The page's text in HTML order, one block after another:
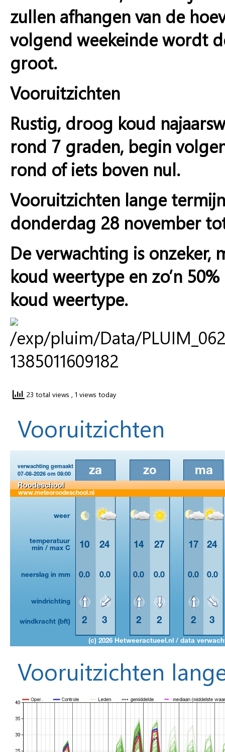
zullen afhangen van de
volgend weekeinde wordt
groot.
Vooruitzichten
Rustig, droog koud
rond 7 graden, begin
rond of iets boven nul.
Vooruitzichten lange termijn
donderdag 28 november
De verwachting is onzeker,
koud weertype en zo’n
koud weertype.
23 total views , 1 views today
Vooruitzichten
Vooruitzichten